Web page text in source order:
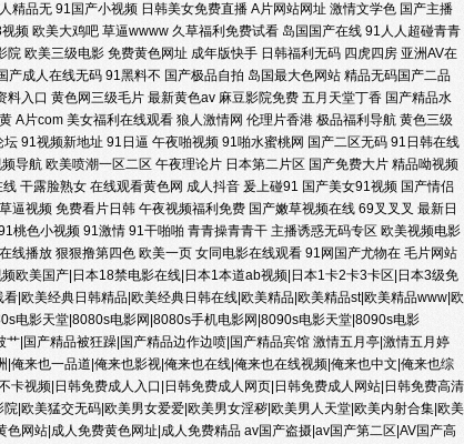
森林17p 精品国产欧美婷婷 99久久一区 91殴美 91极品在线视频
线官网观看 91HDavav在线
精品无 91国产小视频 日韩美女免费直播 A片网站网址 激情文学色 国产主播
频 欧美大鸡吧 草逼wwww 久草福利免费试看 岛国国产在线 91人人超碰青青
院 欧美三级电影 免费黄色网址 成年版快手 日韩福利无码 四虎四房 亚洲AV在
产成人在线无码 91黑料不 国产极品自拍 岛国最大色网站 精品无码国产二品
料入口 黄色网三级毛片 最新黄色av 麻豆影院免费 五月天堂丁香 国产精品水
A片com 美女福利在线观看 狼人激情网 伦理片香港 极品福利导航 黄色三级
坛 91视频新地址 91日逼 午夜啪视频 91啪水蜜桃网 国产二区无码 91日韩在线
导航 欧美喷潮一区二区 午夜理论片 日本第二片区 国产免费大片 精品呦视频
线 干露脸熟女 在线观看黄色网 成人抖音 爰上碰91 国产美女91视频 国产情侣
逼视频 免费看片日韩 午夜视频福利免费 国产嫩草视频在线 69叉叉叉 最新日
桃色小视频 91激情 91干啪啪 青青操青青干 主播诱惑无码专区 欧美视频电影
线播放 狠狠撸第四色 欧美一页 女同电影在线观看 91网国产尤物在 毛片网站
频欧美国产|日本18禁电影在线|日本1本道ab视频|日本1卡2卡3卡区|日本3级免
|欧美经典日韩精品|欧美经典日韩在线|欧美精品|欧美精品st|欧美精品www|欧
电影天堂|8080s电影网|8080s手机电影网|8090s电影天堂|8090s电影
|国产精品被狂躁|国产精品边作边喷|国产精品宾馆 激情五月亭|激情五月婷
|俺来也一品道|俺来也影视|俺来也在线|俺来也在线视频|俺来也中文|俺来也综
卡视频|日韩免费成人入口|日韩免费成人网页|日韩免费成人网站|日韩免费高清
|欧美猛交无码|欧美男女爱爱|欧美男女淫秽|欧美男人天堂|欧美内射合集|欧美
色网站|成人免费黄色网址|成人免费精品 av国产盗摄|av国产第二区|AV国产高